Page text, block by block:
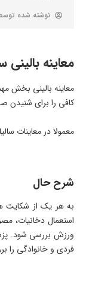
نوشته شده
معاینه بالینی
معاینه بالینی بخش
کافی را برای
معمولا در معاینات
شرح حال
به هر یک از شکایت
استعمال دخانیات،
ورزش بررسی شود.
فردی و خانوادگی را